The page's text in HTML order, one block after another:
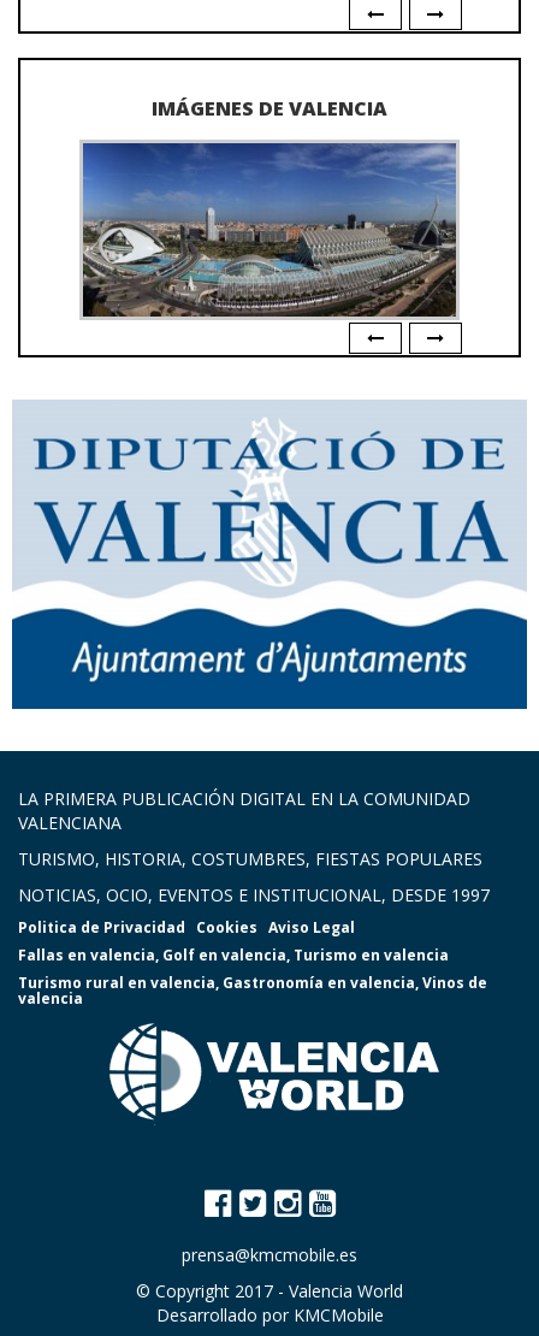
IMÁGENES DE VALENCIA
LA PRIMERA PUBLICACIÓN DIGITAL EN LA COMUNIDAD
VALENCIANA
TURISMO, HISTORIA, COSTUMBRES, FIESTAS POPULARES
NOTICIAS, OCIO, EVENTOS E INSTITUCIONAL, DESDE 1997
Politica de Privacidad Cookies Aviso Legal
Fallas en valencia, Golf en valencia, Turismo en valencia
Turismo rural en valencia, Gastronomía en valencia,Vinos de
valencia
prensa@kmcmobile.es
© Copyright 2017 - Valencia World
Desarrollado por KMCMobile